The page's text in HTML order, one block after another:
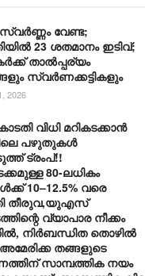
വേണ്ട;
23 ശതമാനം ഇടിവ്;
താൽപ്പര്യം
സ്വർണക്കട്ടികളും
2026
വിധി മറികടക്കാൻ
പഴുതുകൾ
ട്രംപ്!!
80-ലധികം
10–12.5% വരെ
തീരുവ,യുഎസ്
വ്യാപാര നീക്കം
നിർബന്ധിത തൊഴിൽ
അമേരിക്ക തങ്ങളുടെ
സാമ്പത്തിക നയം